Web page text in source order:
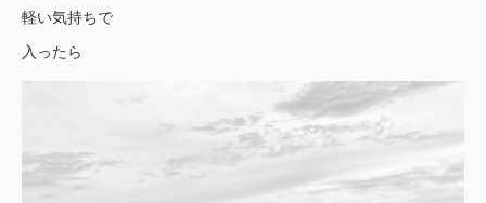
軽い気持ちで
入ったら